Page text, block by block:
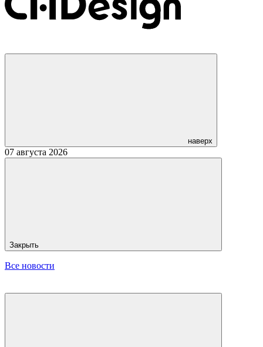
наверх
07 августа 2026
Закрыть
Все новости